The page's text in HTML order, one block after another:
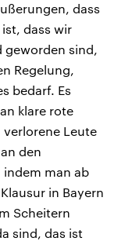
dass
dass wir
geworden sind,
Regelung,
bedarf. Es
klare rote
verlorene Leute
den
man ab
in Bayern
Scheitern
sind, das ist